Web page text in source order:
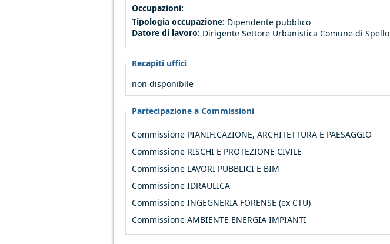
Occupazioni:
Tipologia occupazione: Dipendente pubblico
Datore di lavoro: Dirigente Settore Urbanistica Comune di Spello
Recapiti uffici
non disponibile
Partecipazione a Commissioni
Commissione PIANIFICAZIONE, ARCHITETTURA E PAESAGGIO
Commissione RISCHI E PROTEZIONE CIVILE
Commissione LAVORI PUBBLICI E BIM
Commissione IDRAULICA
Commissione INGEGNERIA FORENSE (ex CTU)
Commissione AMBIENTE ENERGIA IMPIANTI